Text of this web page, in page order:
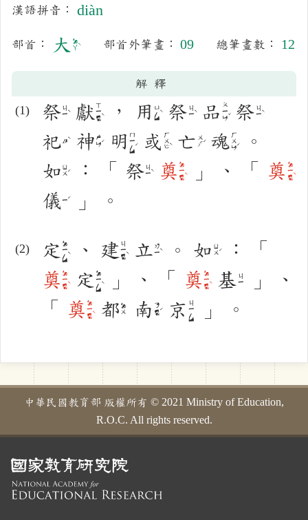
漢語拼音： diàn
部首： 大 ㄉㄚˋ 部首外筆畫： 09 總筆畫數： 12
解釋
祭ㄐㄧˋ 獻ㄒㄧㄢˋ ， 用 ㄩㄥˋ 祭ㄐㄧˋ 品ㄆㄧㄣˇ 祭ㄐㄧˋ
祀 ㄙˋ 神ㄕㄣˊ 明ㄇㄧㄥˊ 或ㄏㄨㄛˋ 亡 ㄨㄤˊ 魂ㄏㄨㄣˊ
。
如ㄖㄨˊ ： 「 祭ㄐㄧˋ 奠ㄉㄧㄢˋ 」 、 「 奠ㄉㄧㄢˋ
儀 ㄧˊ 」 。
定ㄉㄧㄥˋ 、 建ㄐㄧㄢˋ 立ㄌㄧˋ 。 如 ㄖㄨˊ ：
「
奠ㄉㄧㄢˋ 定ㄉㄧㄥˋ 」 、 「 奠ㄉㄧㄢˋ 基ㄐㄧ 」
、
「
奠ㄉㄧㄢˋ 都ㄉㄨ 南 ㄋㄢˊ 京ㄐㄧㄥ 」 。
中華民國教育部 版權所有 © 2021 Ministry of Education,
R.O.C. All rights reserved.